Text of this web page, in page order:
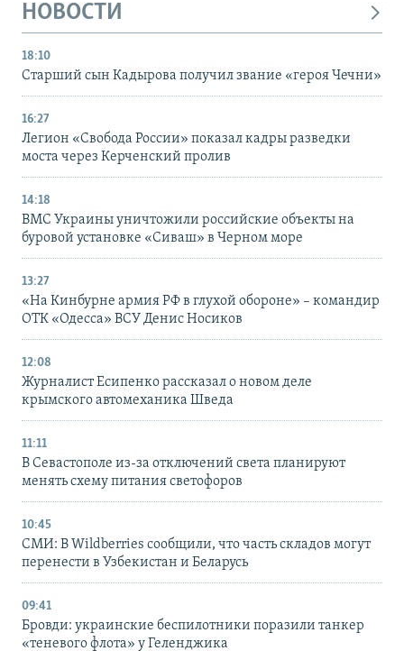
НОВОСТИ
18:10
Старший сын Кадырова получил звание «героя Чечни»
16:27
Легион «Свобода России» показал кадры разведки
моста через Керченский пролив
14:18
ВМС Украины уничтожили российские объекты на
буровой установке «Сиваш» в Черном море
13:27
«На Кинбурне армия РФ в глухой обороне» – командир
ОТК «Одесса» ВСУ Денис Носиков
12:08
Журналист Есипенко рассказал о новом деле
крымского автомеханика Шведа
11:11
В Севастополе из-за отключений света планируют
менять схему питания светофоров
10:45
СМИ: В Wildberries сообщили, что часть складов могут
перенести в Узбекистан и Беларусь
09:41
Бровди: украинские беспилотники поразили танкер
«теневого флота» у Геленджика